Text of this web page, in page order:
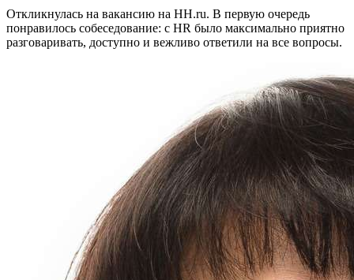
Откликнулась на вакансию на HH.ru. В первую очередь
понравилось собеседование: с HR было максимально приятно
разговаривать, доступно и вежливо ответили на все вопросы.